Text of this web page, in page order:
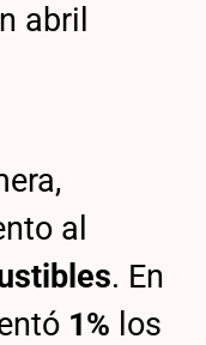
abril
al
. En
1% los